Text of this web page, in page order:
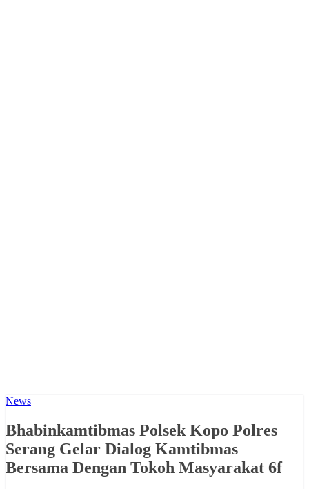
News
Bhabinkamtibmas Polsek Kopo Polres
Serang Gelar Dialog Kamtibmas
Bersama Dengan Tokoh Masyarakat 6f